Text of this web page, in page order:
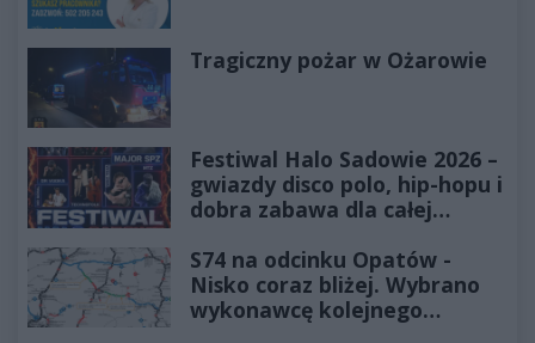
Tragiczny pożar w Ożarowie
Festiwal Halo Sadowie 2026 –
gwiazdy disco polo, hip-hopu i
dobra zabawa dla całej
S74 na odcinku Opatów -
Nisko coraz bliżej. Wybrano
wykonawcę kolejnego